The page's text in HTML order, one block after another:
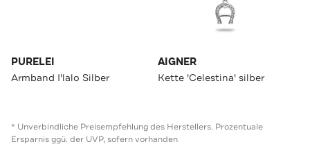
PURELEI
Armband I'lalo Silber
AIGNER
Kette 'Celestina' silber
* Unverbindliche Preisempfehlung des Herstellers. Prozentuale
Ersparnis ggü. der UVP, sofern vorhanden